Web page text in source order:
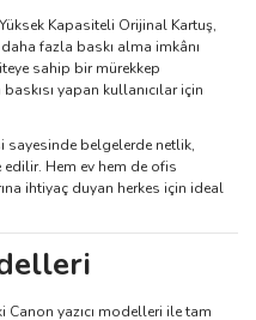
Kapasiteli Orijinal Kartuş,
fazla baskı alma imkânı
sahip bir mürekkep
yapan kullanıcılar için
sayesinde belgelerde netlik,
edilir. Hem ev hem de ofis
ihtiyaç duyan herkes için ideal
Canon yazıcı modelleri ile tam